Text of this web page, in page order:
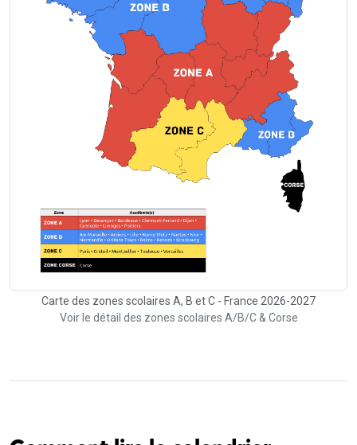
Carte des zones scolaires A, B et C - France 2026-2027
Voir le détail des zones scolaires A/B/C & Corse